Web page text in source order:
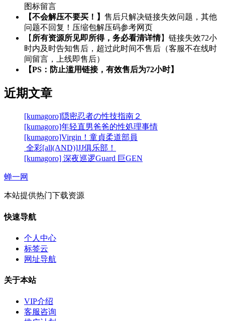
图标留言
【不会解压不要买！】 售后只解决链接失效问题，其他
问题不回复！压缩包解压码参考网页
【 所有资源所见即所得，务必看清详情】链接失效72小
时内及时告知售后，超过此时间不售后（客服不在线时
间留言，上线即售后）
【PS：防止滥用链接，有效售后为72小时】
近期文章
[kumagoro]隠密忍者の性技指南２
[kumagoro]年轻直男爸爸的性処理事情
[kumagoro]Virgin！童貞柔道部員
全彩[all(AND)]JJ俱乐部！
[kumagoro] 深夜巡逻Guard 巨GEN
蝉一网
本站提供热门下载资源
快速导航
个人中心
标签云
网址导航
关于本站
VIP介绍
客服咨询